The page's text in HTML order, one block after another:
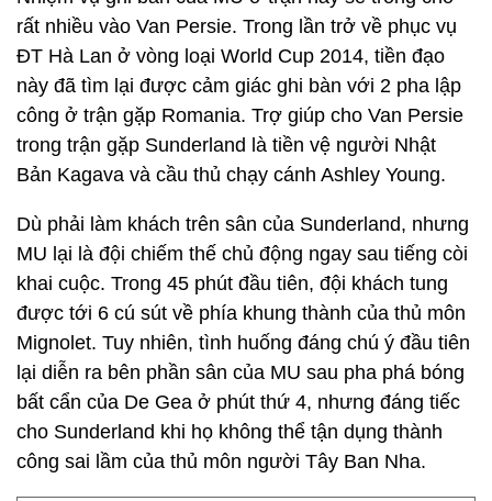
rất nhiều vào Van Persie. Trong lần trở về phục vụ
ĐT Hà Lan ở vòng loại World Cup 2014, tiền đạo
này đã tìm lại được cảm giác ghi bàn với 2 pha lập
công ở trận gặp Romania. Trợ giúp cho Van Persie
trong trận gặp Sunderland là tiền vệ người Nhật
Bản Kagava và cầu thủ chạy cánh Ashley Young.
Dù phải làm khách trên sân của Sunderland, nhưng
MU lại là đội chiếm thế chủ động ngay sau tiếng còi
khai cuộc. Trong 45 phút đầu tiên, đội khách tung
được tới 6 cú sút về phía khung thành của thủ môn
Mignolet. Tuy nhiên, tình huống đáng chú ý đầu tiên
lại diễn ra bên phần sân của MU sau pha phá bóng
bất cẩn của De Gea ở phút thứ 4, nhưng đáng tiếc
cho Sunderland khi họ không thể tận dụng thành
công sai lầm của thủ môn người Tây Ban Nha.